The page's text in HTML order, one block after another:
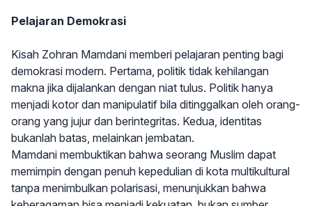
Pelajaran Demokrasi
Kisah Zohran Mamdani memberi pelajaran penting bagi
demokrasi modern. Pertama, politik tidak kehilangan
makna jika dijalankan dengan niat tulus. Politik hanya
menjadi kotor dan manipulatif bila ditinggalkan oleh orang-
orang yang jujur dan berintegritas. Kedua, identitas
bukanlah batas, melainkan jembatan.
Mamdani membuktikan bahwa seorang Muslim dapat
memimpin dengan penuh kepedulian di kota multikultural
tanpa menimbulkan polarisasi, menunjukkan bahwa